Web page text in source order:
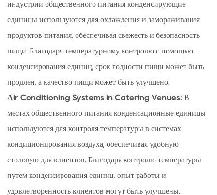
индустрии общественного питания конденсирующие
единицы используются для охлаждения и замораживания
продуктов питания, обеспечивая свежесть и безопасность
пищи. Благодаря температурному контролю с помощью
конденсирования единиц, срок годности пищи может быть
продлен, а качество пищи может быть улучшено.
Аir Conditioning Systems in Catering Venues: В
местах общественного питания конденсационные единицы
используются для контроля температуры в системах
кондиционирования воздуха, обеспечивая удобную
столовую для клиентов. Благодаря контролю температуры
путем конденсирования единиц, опыт работы и
удовлетворенность клиентов могут быть улучшены.